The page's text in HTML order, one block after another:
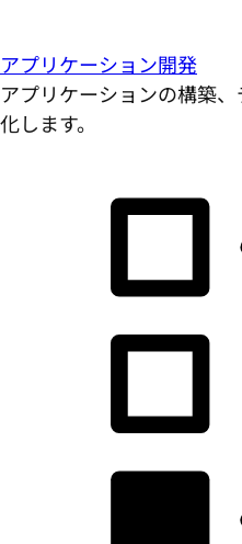
アプリケーション開発
アプリケーションの構築
化します。